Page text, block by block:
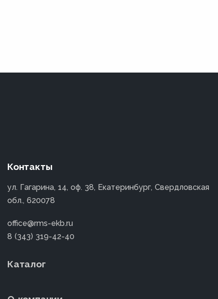
Контакты
ул. Гагарина, 14, оф. 38, Екатеринбург, Свердловская
обл., 620078
office@rms-ekb.ru
8 (343) 319-42-40
Каталог